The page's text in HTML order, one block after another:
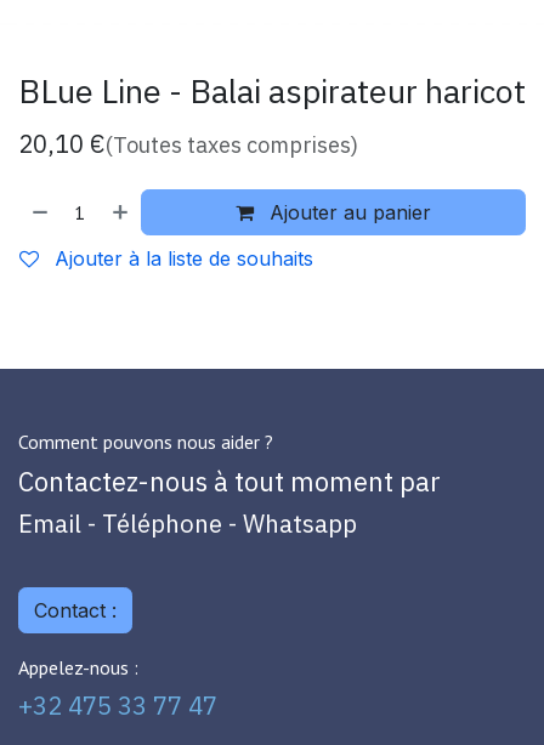
BLue Line - Balai aspirateur haricot
20,10 €(Toutes taxes comprises)
Ajouter au panier
Ajouter à la liste de souhaits
Comment pouvons nous aider ?
Contactez-nous à tout moment par
Email - Téléphone - Whatsapp
Contact :
Appelez-nous :
+32 475 33 77 47